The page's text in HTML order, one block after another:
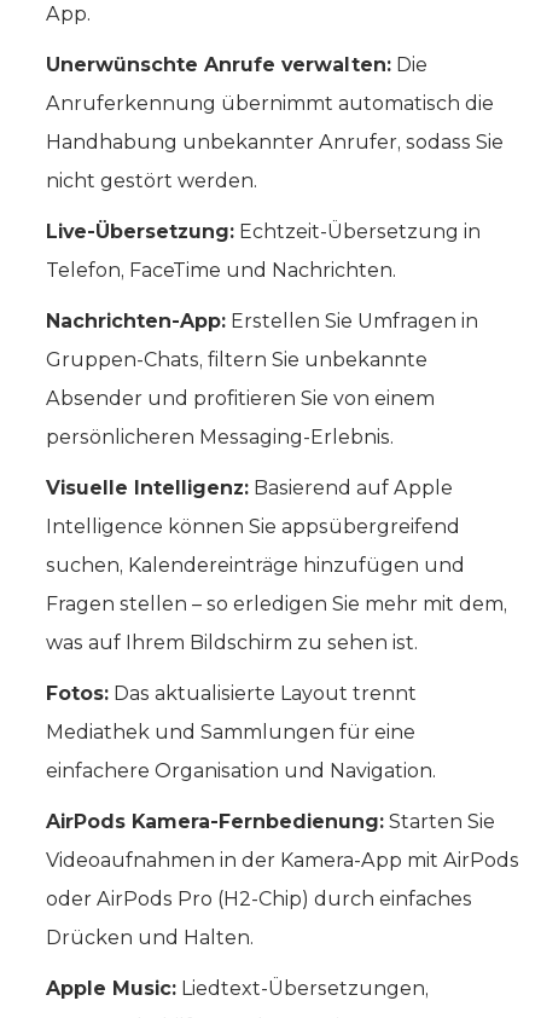
App.
Unerwünschte Anrufe verwalten: Die
Anruferkennung übernimmt automatisch die
Handhabung unbekannter Anrufer, sodass Sie
nicht gestört werden.
Live-Übersetzung: Echtzeit-Übersetzung in
Telefon, FaceTime und Nachrichten.
Nachrichten-App: Erstellen Sie Umfragen in
Gruppen-Chats, filtern Sie unbekannte
Absender und profitieren Sie von einem
persönlicheren Messaging-Erlebnis.
Visuelle Intelligenz: Basierend auf Apple
Intelligence können Sie appsübergreifend
suchen, Kalendereinträge hinzufügen und
Fragen stellen – so erledigen Sie mehr mit dem,
was auf Ihrem Bildschirm zu sehen ist.
Fotos: Das aktualisierte Layout trennt
Mediathek und Sammlungen für eine
einfachere Organisation und Navigation.
AirPods Kamera-Fernbedienung: Starten Sie
Videoaufnahmen in der Kamera-App mit AirPods
oder AirPods Pro (H2-Chip) durch einfaches
Drücken und Halten.
Apple Music: Liedtext-Übersetzungen,